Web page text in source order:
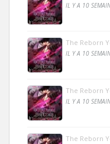
IL Y A 10
The Reborn
IL Y A 10
The Reborn
IL Y A 10
The Reborn